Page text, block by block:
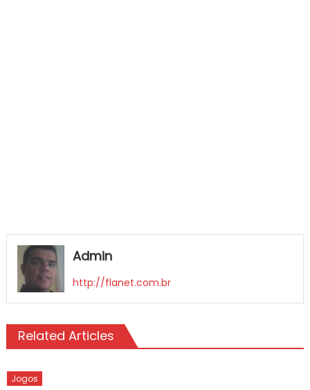
Admin
http://flanet.com.br
Related Articles
Jogos